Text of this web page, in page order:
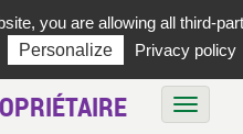
you are allowing all third-
Personalize Privacy policy